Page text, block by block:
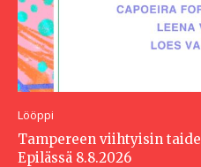
Lööppi
Tampereen viihtyisin
Epilässä 8.8.2026